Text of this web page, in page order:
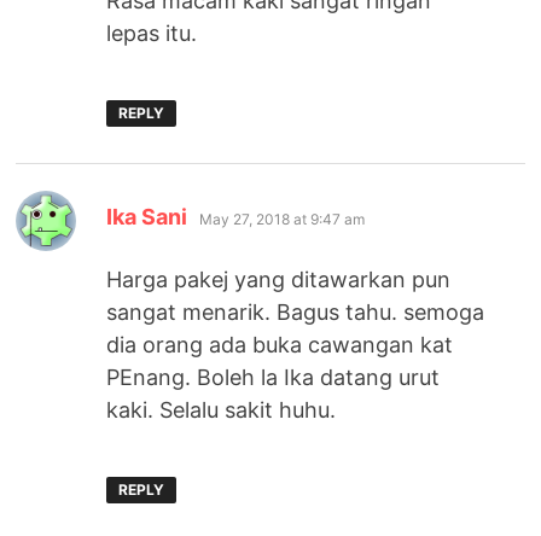
lepas itu.
REPLY
Ika Sani says:
May 27, 2018 at 9:47 am
Harga pakej yang ditawarkan pun
sangat menarik. Bagus tahu. semoga
dia orang ada buka cawangan kat
PEnang. Boleh la Ika datang urut
kaki. Selalu sakit huhu.
REPLY